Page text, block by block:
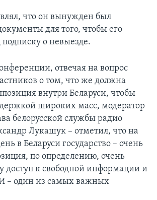
что он вынужден был
для того, чтобы его
подписку о невыезде.
отвечая на вопрос
о том, что же должна
внутри Беларуси, чтобы
широких масс, модератор
белорусской службы радио
Лукашук – отметил, что на
в Беларуси государство – очень
по определению, очень
доступ к свободной информации и
– один из самых важных